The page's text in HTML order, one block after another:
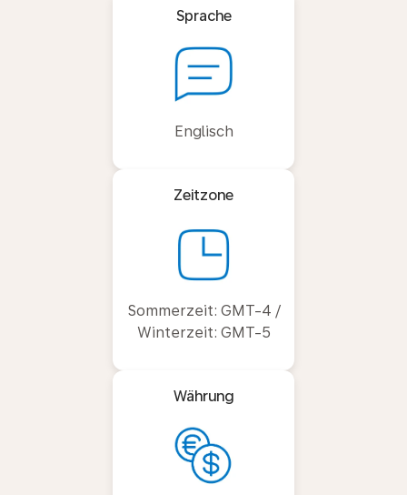
Sprache
Englisch
Zeitzone
Sommerzeit: GMT-4 /
Winterzeit: GMT-5
Währung